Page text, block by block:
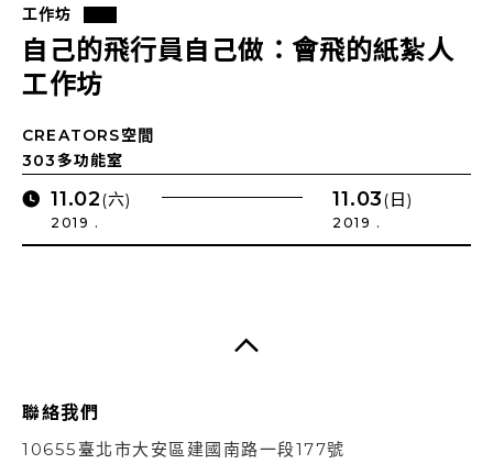
工作坊
自己的飛行員自己做：會飛的紙紮人
工作坊
CREATORS空間
303多功能室
11.02(六)
2019 .
11.03(日)
2019 .
聯絡我們
10655臺北市大安區建國南路一段177號